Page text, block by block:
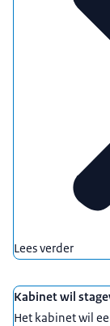
Lees verder
Kabinet wil
Het kabinet wil